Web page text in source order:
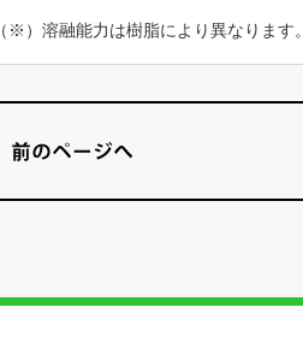
※）溶融能力は樹脂により異なります。